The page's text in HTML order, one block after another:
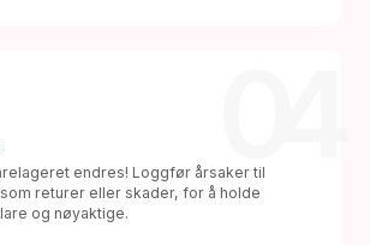
endres! Loggfør årsaker til
returer eller skader, for å holde
og nøyaktige.